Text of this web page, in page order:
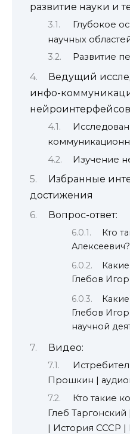
развитие науки и
Глубокое
научных
Развитие
Ведущий
инфо-
нейроинтерфейсов
Изучение
Избранные
достижения
Вопрос-ответ:
Кто
Алексеевич?
Глебов
Глебов
научной
Видео:
Прошкин |
Кто такие
Глеб
| История СССР |